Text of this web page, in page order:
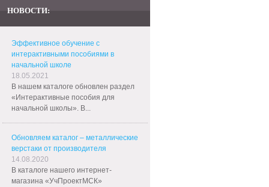
НОВОСТИ:
Эффективное обучение с
интерактивными пособиями в
начальной школе
18.05.2021
В нашем каталоге обновлен раздел
«Интерактивные пособия для
начальной школы». В...
Обновляем каталог – металлические
верстаки от производителя
14.08.2020
В каталоге нашего интернет-
магазина «УчПроектМСК»